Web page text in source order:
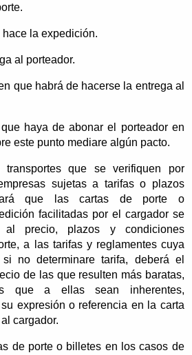
hace la expedición.
al porteador.
que habrá de hacerse la entrega al
haya de abonar el porteador en
este punto mediare algún pacto.
que se verifiquen por
sujetas a tarifas o plazos
que las cartas de porte o
facilitadas por el cargador se
al precio, plazos y condiciones
a las tarifas y reglamentes cuya
no determinare tarifa, deberá el
de las que resulten más baratas,
que a ellas sean inherentes,
expresión o referencia en la carta
cargador.
de porte o billetes en los casos de